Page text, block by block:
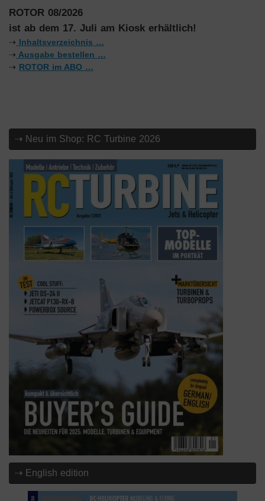
ROTOR 08/2026
ist ab dem 17. Juli am Kiosk erhältlich!
⇢ Inhaltsverzeichnis …
⇢ Ausgabe bestellen …
⇢ ROTOR im ABO …
⇢ Neu im Shop: RC Turbine 2026
⇢ English edition